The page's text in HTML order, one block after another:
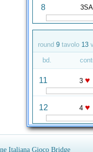
8
round 9 tavolo 13
bd.
11 3 ♥
12 4 ♥
Italiana Gioco Bridge